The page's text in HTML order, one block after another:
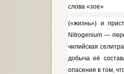
слова «зое»
(«жизнь») и
Nitrogenium—
чилийская селитра
добыча её
опасения в том,